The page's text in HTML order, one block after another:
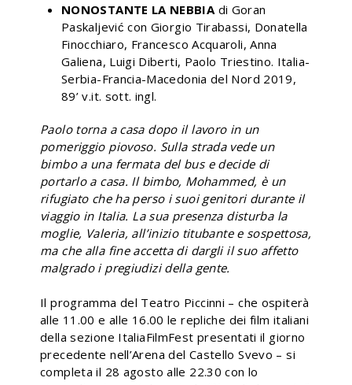
NONOSTANTE LA NEBBIA di Goran
Paskaljević con Giorgio Tirabassi, Donatella
Finocchiaro, Francesco Acquaroli, Anna
Galiena, Luigi Diberti, Paolo Triestino. Italia-
Serbia-Francia-Macedonia del Nord 2019,
89’ v.it. sott. ingl.
Paolo torna a casa dopo il lavoro in un
pomeriggio piovoso. Sulla strada vede un
bimbo a una fermata del bus e decide di
portarlo a casa. Il bimbo, Mohammed, è un
rifugiato che ha perso i suoi genitori durante il
viaggio in Italia. La sua presenza disturba la
moglie, Valeria, all’inizio titubante e sospettosa,
ma che alla fine accetta di dargli il suo affetto
malgrado i pregiudizi della gente.
Il programma del Teatro Piccinni – che ospiterà
alle 11.00 e alle 16.00 le repliche dei film italiani
della sezione ItaliaFilmFest presentati il giorno
precedente nell’Arena del Castello Svevo – si
completa il 28 agosto alle 22.30 con lo